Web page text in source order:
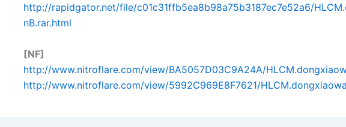
http://rapidgator.net/file/c01c31ffb5ea8b98a75b3187ec7e52a6/
nB.rar.html
[NF]
http://www.nitroflare.com/view/BA5057D03C9A24A/
http://www.nitroflare.com/view/5992C969E8F7621/